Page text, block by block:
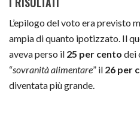
L’epilogo del voto era previsto
ampia di quanto ipotizzato. Il
aveva perso il 25 per cento dei
“sovranità alimentare” il 26 per
diventata più grande.